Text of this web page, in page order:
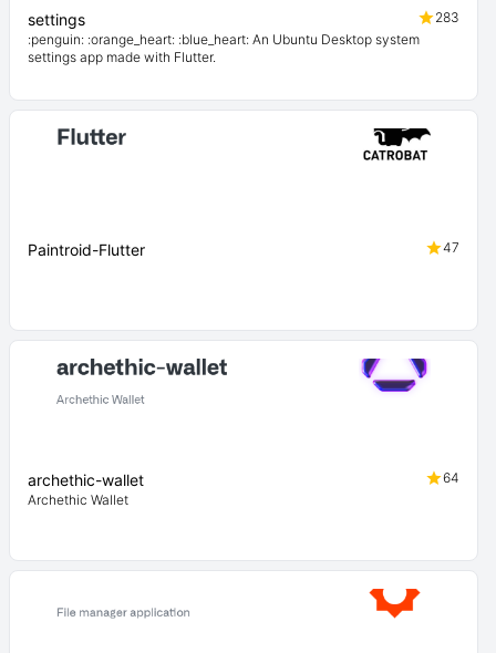
settings
283
:penguin: :orange_heart: :blue_heart: An Ubuntu Desktop system
settings app made with Flutter.
Paintroid-Flutter 47
archethic-wallet
64
Archethic Wallet